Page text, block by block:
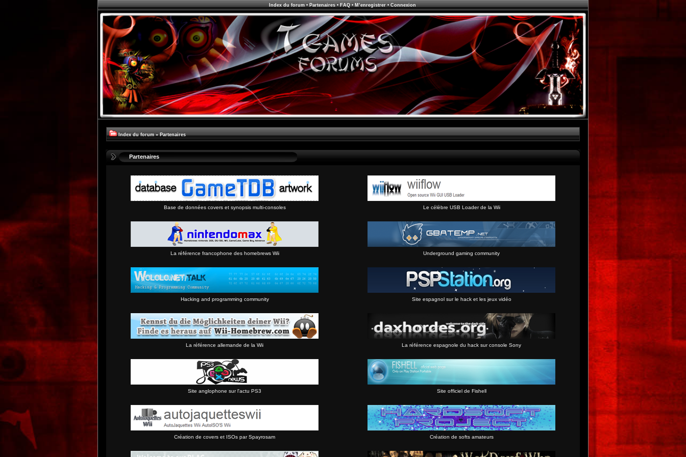
Index du forum• Partenaires• FAQ• M’enregistrer• Connexion
Index du forum » Partenaires
Partenaires
Base de données covers et synopsis multi-consoles Le célèbre USB Loader de la Wii
La référence francophone des homebrews Wii Underground gaming community
Hacking and programming community Site espagnol sur le hack et les jeux vidéo
La référence allemande de la Wii La référence espagnole du hack sur console Sony
Site anglophone sur l'actu PS3 Site officiel de Fishell
Création de covers et ISOs par Spayrosam Création de softs amateurs